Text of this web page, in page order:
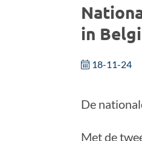
in
18-11-24
De
Met de